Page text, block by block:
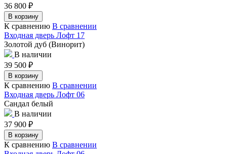
36 800 ₽
В корзину
К сравнению В сравнении
Входная дверь Лофт 17
Золотой дуб (Винорит)
В наличии
39 500 ₽
В корзину
К сравнению В сравнении
Входная дверь Лофт 06
Сандал белый
В наличии
37 900 ₽
В корзину
К сравнению В сравнении